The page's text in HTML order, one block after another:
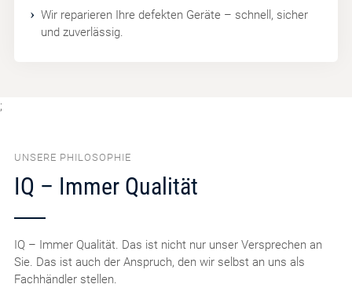
Wir reparieren Ihre defekten Geräte – schnell, sicher
und zuverlässig.
;
UNSERE PHILOSOPHIE
IQ – Immer Qualität
IQ – Immer Qualität. Das ist nicht nur unser Versprechen an
Sie. Das ist auch der Anspruch, den wir selbst an uns als
Fachhändler stellen.